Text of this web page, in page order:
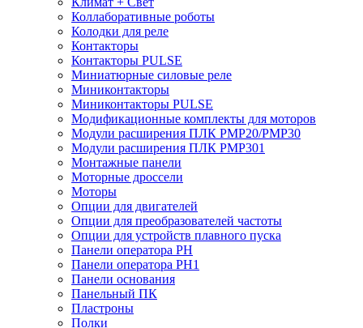
Коллаборативные роботы
Колодки для реле
Контакторы
Контакторы PULSE
Миниатюрные силовые реле
Миниконтакторы
Миниконтакторы PULSE
Модификационные комплекты для моторов
Модули расширения ПЛК PMP20/PMP30
Модули расширения ПЛК PMP301
Монтажные панели
Моторные дроссели
Моторы
Опции для двигателей
Опции для преобразователей частоты
Опции для устройств плавного пуска
Панели оператора PH
Панели оператора PH1
Панели основания
Панельный ПК
Пластроны
Полки